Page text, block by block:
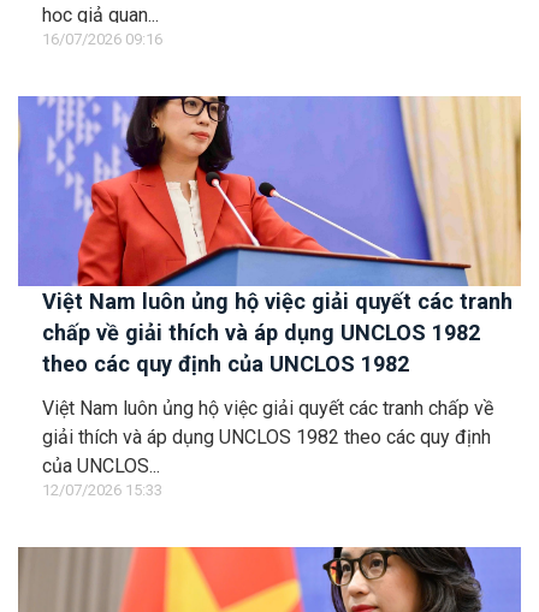
học giả quan...
16/07/2026 09:16
Việt Nam luôn ủng hộ việc giải quyết các tranh
chấp về giải thích và áp dụng UNCLOS 1982
theo các quy định của UNCLOS 1982
Việt Nam luôn ủng hộ việc giải quyết các tranh chấp về
giải thích và áp dụng UNCLOS 1982 theo các quy định
của UNCLOS...
12/07/2026 15:33